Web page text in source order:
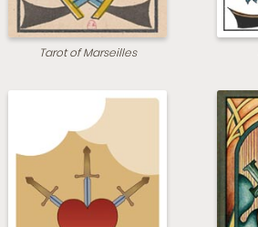
Tarot of Marseilles